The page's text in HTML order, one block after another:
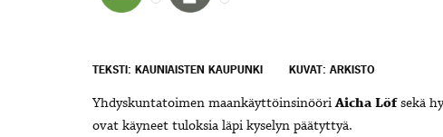
TEKSTI: KAUNIAISTEN KAUPUNKI KUVAT: ARKISTO
Yhdyskuntatoimen maankäyttöinsinööriAicha Löfsekä
ovat käyneet tuloksia läpi kyselyn päätyttyä.